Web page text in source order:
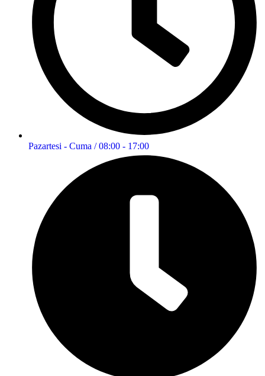
Pazartesi - Cuma / 08:00 - 17:00